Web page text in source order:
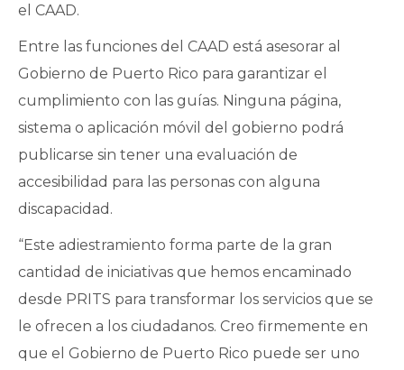
el CAAD.
Entre las funciones del CAAD está asesorar al
Gobierno de Puerto Rico para garantizar el
cumplimiento con las guías. Ninguna página,
sistema o aplicación móvil del gobierno podrá
publicarse sin tener una evaluación de
accesibilidad para las personas con alguna
discapacidad.
“Este adiestramiento forma parte de la gran
cantidad de iniciativas que hemos encaminado
desde PRITS para transformar los servicios que se
le ofrecen a los ciudadanos. Creo firmemente en
que el Gobierno de Puerto Rico puede ser uno